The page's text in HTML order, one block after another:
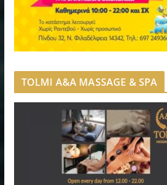
TOLMI A&A MASSAGE & SPA